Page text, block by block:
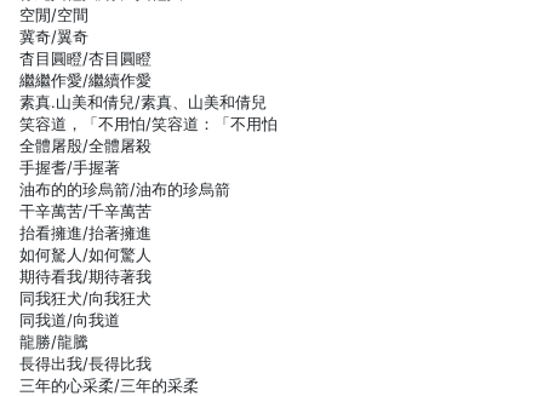
空閒/空間
冀奇/翼奇
杳目圓瞪/杏目圓瞪
繼繼作愛/繼續作愛
素真.山美和倩兒/素真、山美和倩兒
笑容道，「不用怕/笑容道：「不用怕
全體屠殷/全體屠殺
手握耆/手握著
油布的的珍烏箭/油布的珍烏箭
干辛萬苦/千辛萬苦
抬看擁進/抬著擁進
如何駑人/如何驚人
期待看我/期待著我
同我狂犬/向我狂犬
同我道/向我道
龍勝/龍騰
長得出我/長得比我
三年的心采柔/三年的采柔